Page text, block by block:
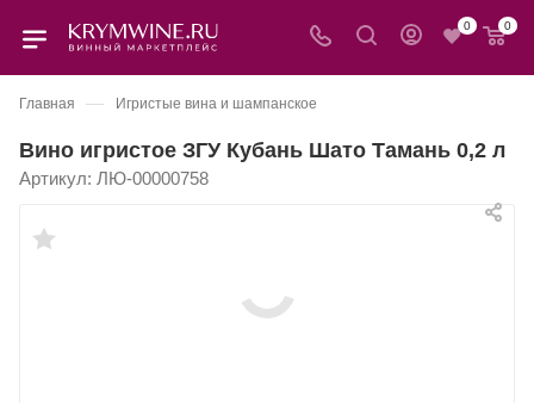
0 0
Главная — Игристые вина и шампанское
Вино игристое ЗГУ Кубань Шато Тамань 0,2 л
Артикул: ЛЮ-00000758